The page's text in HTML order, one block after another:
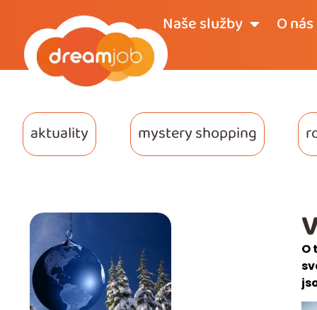
Naše služby O nás
aktuality mystery shopping
O